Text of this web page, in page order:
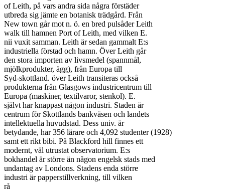
of Leith, på vars andra sida några förstäder
utbreda sig jämte en botanisk trädgård. Från
New town går mot n. ö. en bred pulsåder Leith
walk till hamnen Port of Leith, med vilken E.
nii vuxit samman. Leith är sedan gammalt E:s
industriella förstad och hamn. Över Leith går
den stora importen av livsmedel (spannmål,
mjölkprodukter, ägg), från Europa till
Syd-skottland. över Leith transiteras också
produkterna från Glasgows industricentrum till
Europa (maskiner, textilvaror, stenkol). E.
självt har knappast någon industri. Staden är
centrum för Skottlands bankväsen och landets
intellektuella huvudstad. Dess univ. är
betydande, har 356 lärare och 4,092 studenter (1928)
samt ett rikt bibi. På Blackford hill finnes ett
modernt, väl utrustat observatorium. E:s
bokhandel är större än någon engelsk stads med
undantag av Londons. Stadens enda större
industri är papperstillverkning, till vilken
rå